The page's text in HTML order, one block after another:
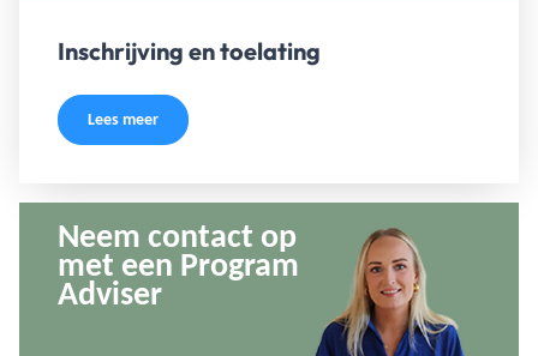
Inschrijving en toelating
Lees meer
Neem contact op
met een Program
Adviser